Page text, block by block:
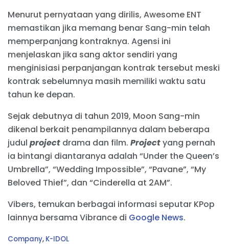
Menurut pernyataan yang dirilis, Awesome ENT
memastikan jika memang benar Sang-min telah
memperpanjang kontraknya. Agensi ini
menjelaskan jika sang aktor sendiri yang
menginisiasi perpanjangan kontrak tersebut meski
kontrak sebelumnya masih memiliki waktu satu
tahun ke depan.
Sejak debutnya di tahun 2019, Moon Sang-min
dikenal berkait penampilannya dalam beberapa
judul project drama dan film. Projectyang pernah
ia bintangi diantaranya adalah “Under the Queen’s
Umbrella”, “Wedding Impossible”, “Pavane”, “My
Beloved Thief”, dan “Cinderella at 2AM”.
Vibers, temukan berbagai informasi seputar KPop
lainnya bersama Vibrance di Google News.
C
Company, K-IDOL